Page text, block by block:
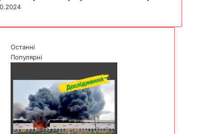
Останні
Популярні